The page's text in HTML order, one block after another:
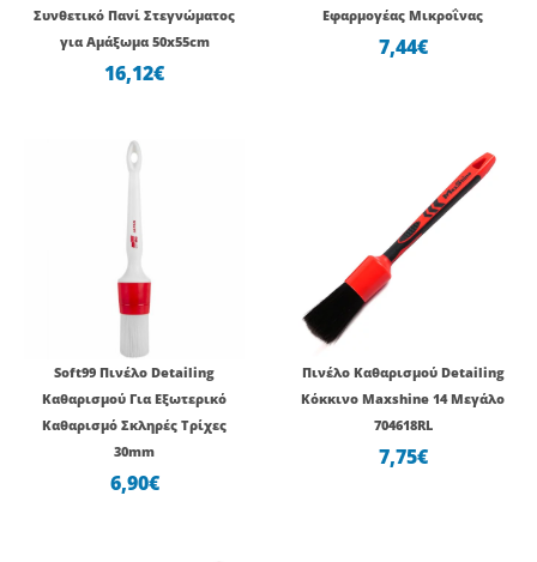
Συνθετικό Πανί Στεγνώματος
για Αμάξωμα 50x55cm
16,12€
Εφαρμογέας Μικροΐνας
7,44€
Soft99 Πινέλο Detailing
Καθαρισμού Για Εξωτερικό
Καθαρισμό Σκληρές Τρίχες
30mm
6,90€
Πινέλο Καθαρισμού Detailing
Κόκκινο Maxshine 14 Μεγάλο
704618RL
7,75€